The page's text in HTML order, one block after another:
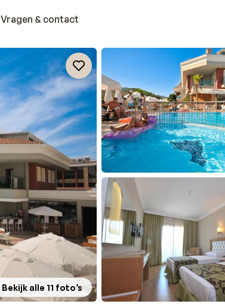
Vragen & contact
Bekijk alle 11 foto’s